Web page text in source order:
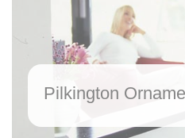
Pilkington